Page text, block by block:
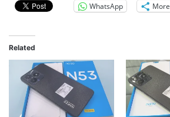
WhatsApp
More
Related